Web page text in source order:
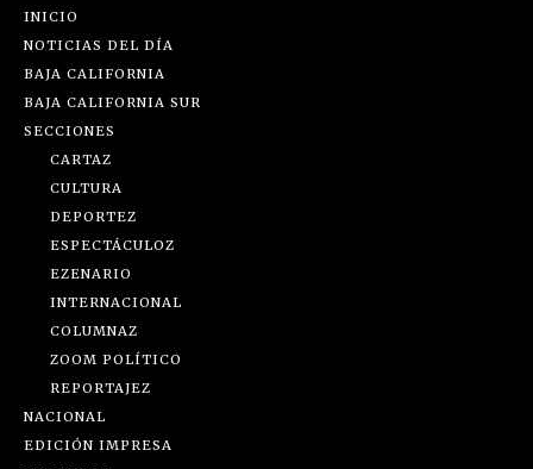
INICIO
NOTICIAS DEL DÍA
BAJA CALIFORNIA
BAJA CALIFORNIA SUR
SECCIONES
CARTAZ
CULTURA
DEPORTEZ
ESPECTÁCULOZ
EZENARIO
INTERNACIONAL
COLUMNAZ
ZOOM POLÍTICO
REPORTAJEZ
NACIONAL
EDICIÓN IMPRESA